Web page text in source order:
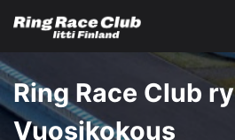
Ring Race Club ry
Vuosikokous